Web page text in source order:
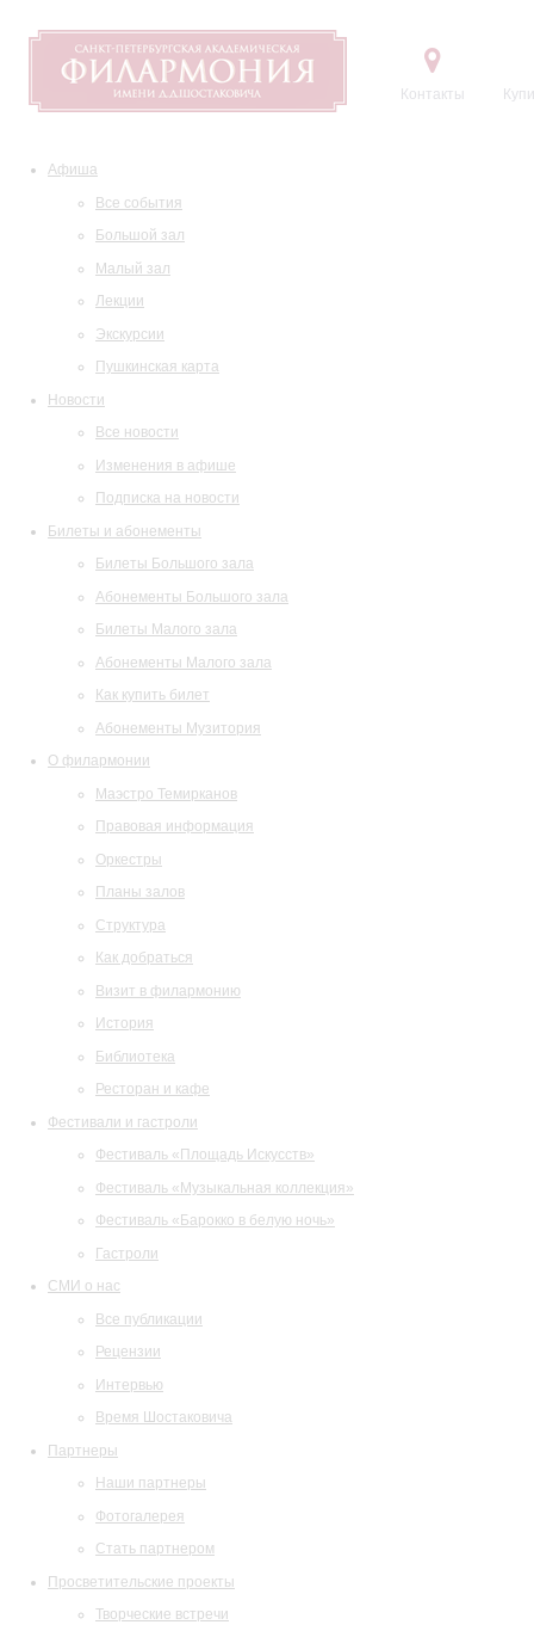
Контакты
Афиша
Все события
Большой зал
Малый зал
Лекции
Экскурсии
Пушкинская карта
Новости
Все новости
Изменения в афише
Подписка на новости
Билеты и абонементы
Билеты Большого зала
Абонементы Большого зала
Билеты Малого зала
Абонементы Малого зала
Как купить билет
Абонементы Музитория
О филармонии
Маэстро Темирканов
Правовая информация
Оркестры
Планы залов
Структура
Как добраться
Визит в филармонию
История
Библиотека
Ресторан и кафе
Фестивали и гастроли
Фестиваль «Площадь Искусств»
Фестиваль «Музыкальная коллекция»
Фестиваль «Барокко в белую ночь»
Гастроли
СМИ о нас
Все публикации
Рецензии
Интервью
Время Шостаковича
Партнеры
Наши партнеры
Фотогалерея
Стать партнером
Просветительские проекты
Творческие встречи